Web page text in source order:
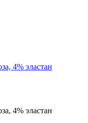
4% эластан
4% эластан